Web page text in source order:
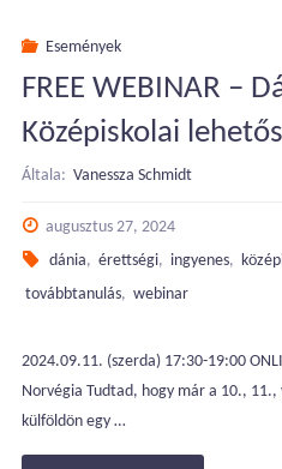
Középiskolai
lehetőségek"
Események
FREE WEBINAR –
Középiskolai
Általa: Vanessza Schmidt
augusztus 27, 2024
dánia, érettségi, ingyenes,
továbbtanulás, webinar
2024.09.11. (szerda) 17:30-19:00
Norvégia Tudtad, hogy már a 10.,
külföldön egy …